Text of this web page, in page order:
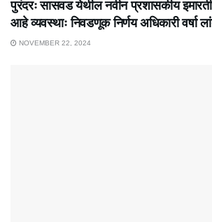
पुरंदरः सासवड येथील नवीन प्रशासकीय
आहे व्यवस्थाः निवडणूक निर्णय अधिकारी वर्षा
NOVEMBER 22, 2024